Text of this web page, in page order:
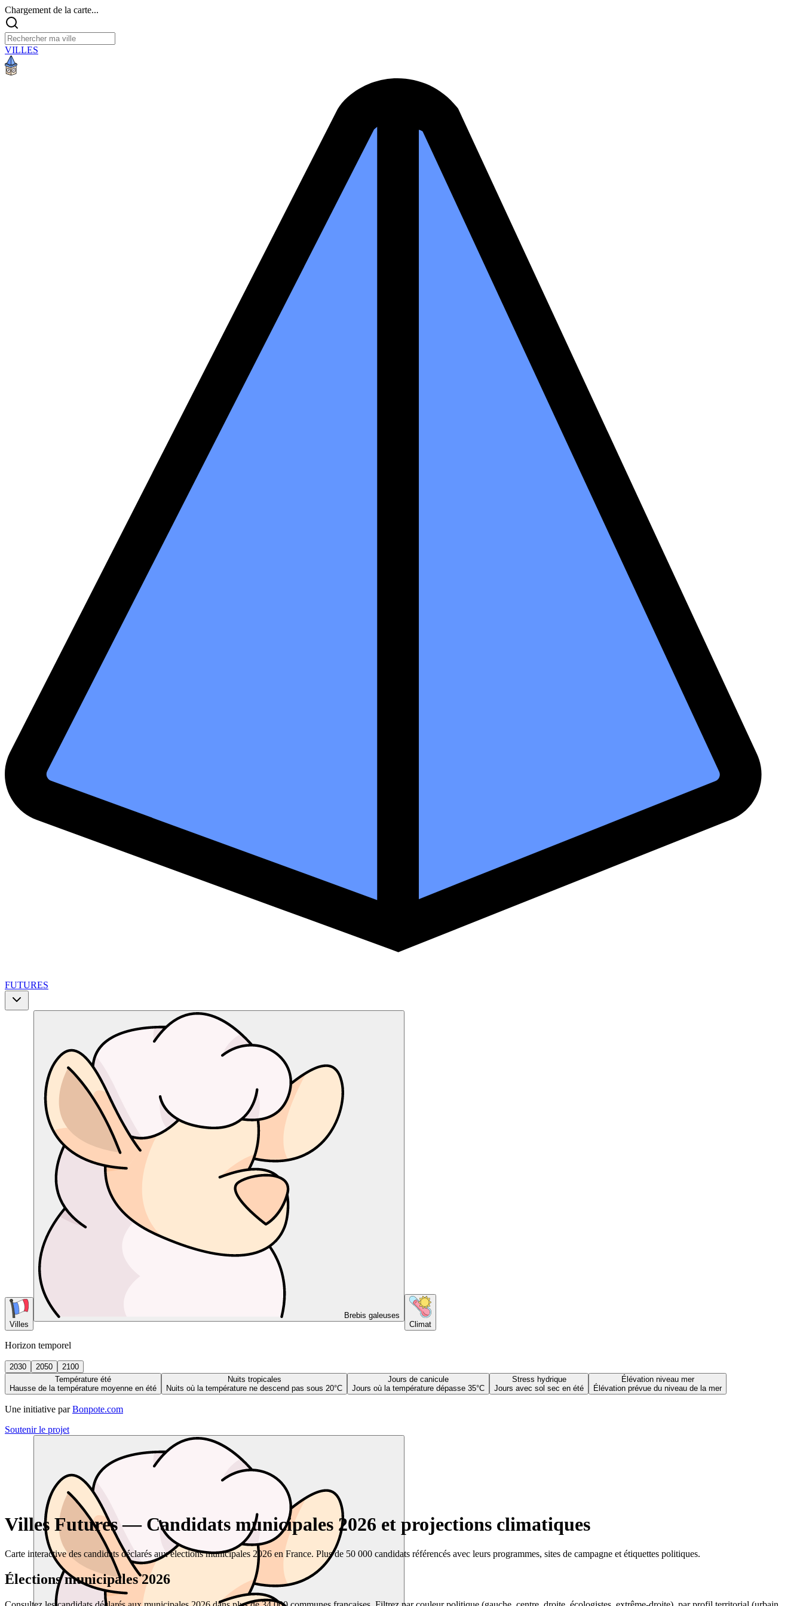
Chargement de la carte...
VILLES
FUTURES
Villes
Brebis galeuses
Climat
Horizon temporel
2030 2050
2100
Température été
Hausse de la température moyenne en été
Nuits tropicales
Nuits où la température ne descend pas sous 20°C
Jours de canicule
Jours où la température dépasse 35°C
Stress hydrique
Jours avec sol sec en été
Élévation niveau mer
Élévation prévue du niveau de la mer
Une initiative par Bonpote.com
Soutenir le projet
Villes Futures — Candidats municipales 2026 et projections climatiques
Carte interactive des candidats déclarés aux élections municipales 2026 en France. Plus de 50 000 candidats référencés avec leurs programmes, sites de campagne et étiquettes politiques.
Élections municipales 2026